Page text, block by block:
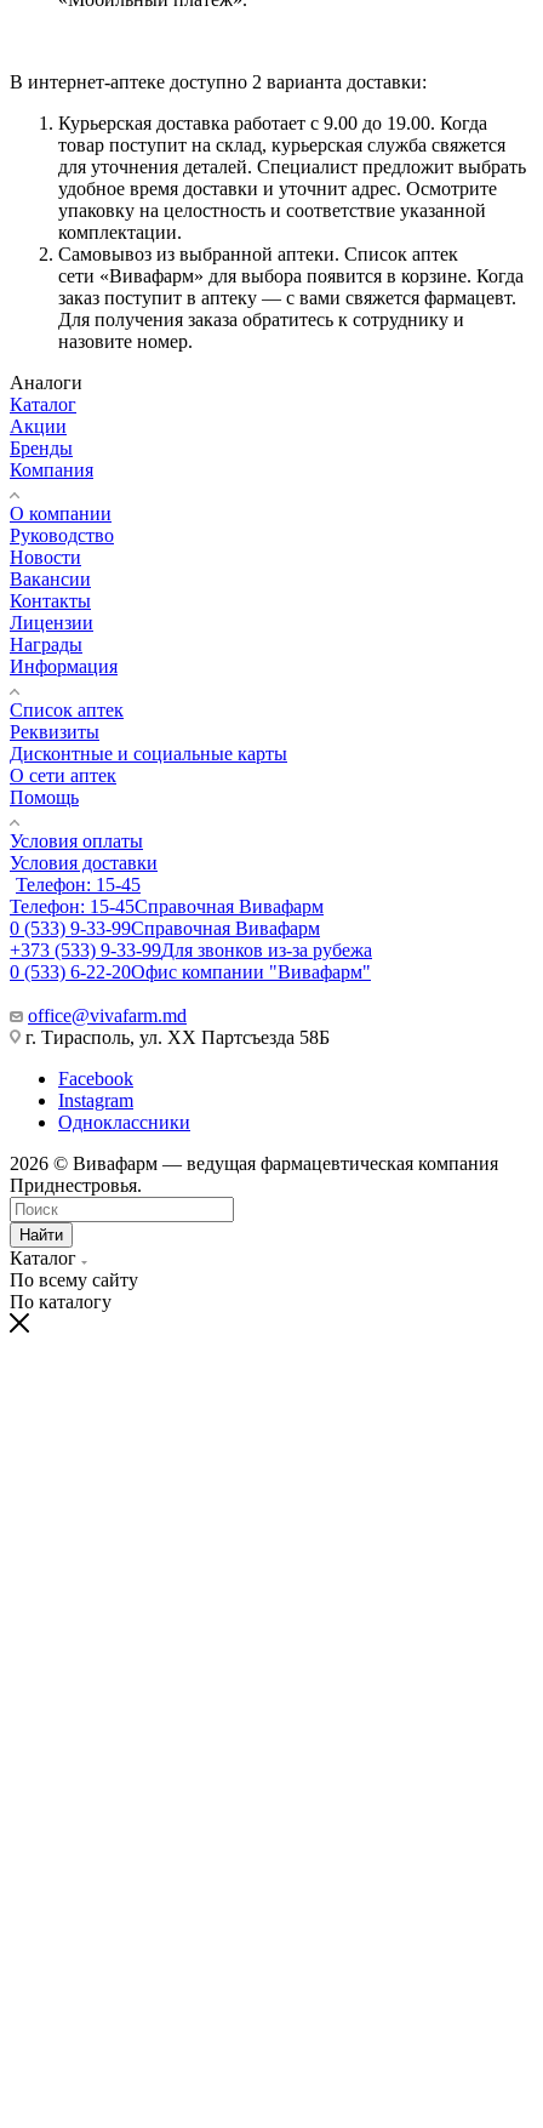
В интернет-аптеке доступно 2 варианта доставки:
Курьерская доставка работает с 9.00 до 19.00. Когда
товар поступит на склад, курьерская служба свяжется
для уточнения деталей. Специалист предложит выбрать
удобное время доставки и уточнит адрес. Осмотрите
упаковку на целостность и соответствие указанной
комплектации.
Самовывоз из выбранной аптеки. Список аптек
сети «Вивафарм» для выбора появится в корзине. Когда
заказ поступит в аптеку — с вами свяжется фармацевт.
Для получения заказа обратитесь к сотруднику и
назовите номер.
Аналоги
Каталог
Акции
Бренды
Компания
О компании
Руководство
Новости
Вакансии
Контакты
Лицензии
Награды
Информация
Список аптек
Реквизиты
Дисконтные и социальные карты
О сети аптек
Помощь
Условия оплаты
Условия доставки
Телефон: 15-45
Телефон: 15-45Справочная Вивафарм
0 (533) 9-33-99Справочная Вивафарм
+373 (533) 9-33-99Для звонков из-за рубежа
0 (533) 6-22-20Офис компании "Вивафарм"
office@vivafarm.md
г. Тирасполь, ул. ХХ Партсъезда 58Б
Facebook
Instagram
Одноклассники
2026 © Вивафарм — ведущая фармацевтическая компания
Приднестровья.
Найти
Каталог
По всему сайту
По каталогу